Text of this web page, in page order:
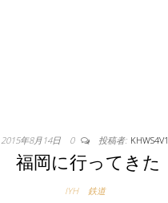
2015年8月14日 0 投稿者: KHWS4V1
福岡に行ってきた
IYH 鉄道